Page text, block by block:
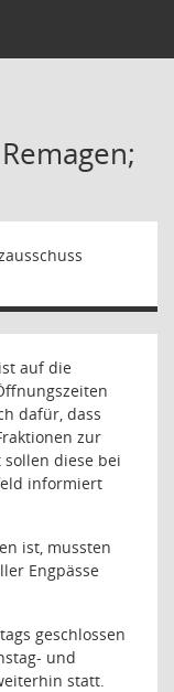
auf die
dafür, dass
zur
diese bei
informiert
ist, mussten
Engpässe
geschlossen
und
statt.